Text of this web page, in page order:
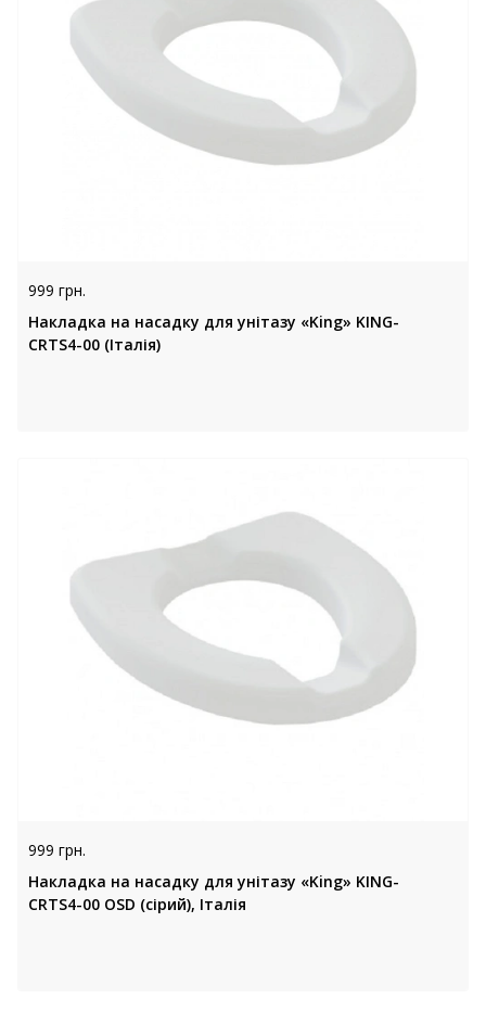
999 грн.
Накладка на насадку для унітазу «King» KING-
CRTS4-00 (Італія)
999 грн.
Накладка на насадку для унітазу «King» KING-
CRTS4-00 OSD (сірий), Італія